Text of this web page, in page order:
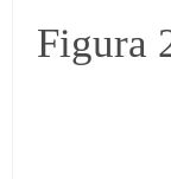
Figura